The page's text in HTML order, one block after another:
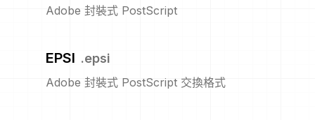
Adobe 封裝式 PostScript
EPSI .epsi
Adobe 封裝式 PostScript 交換格式